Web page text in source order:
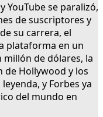
se paralizó,
de suscriptores y
su carrera, el
plataforma en un
de dólares, la
de Hollywood y los
y Forbes ya
del mundo en